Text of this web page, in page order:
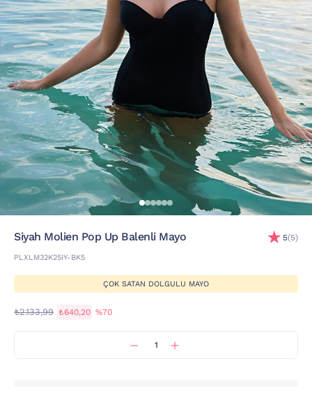
Siyah Molien Pop Up Balenli Mayo
PLXLM32K25IY-BK5
5(5)
ÇOK SATAN DOLGULU MAYO
₺2.133,99 ₺640,20 %70